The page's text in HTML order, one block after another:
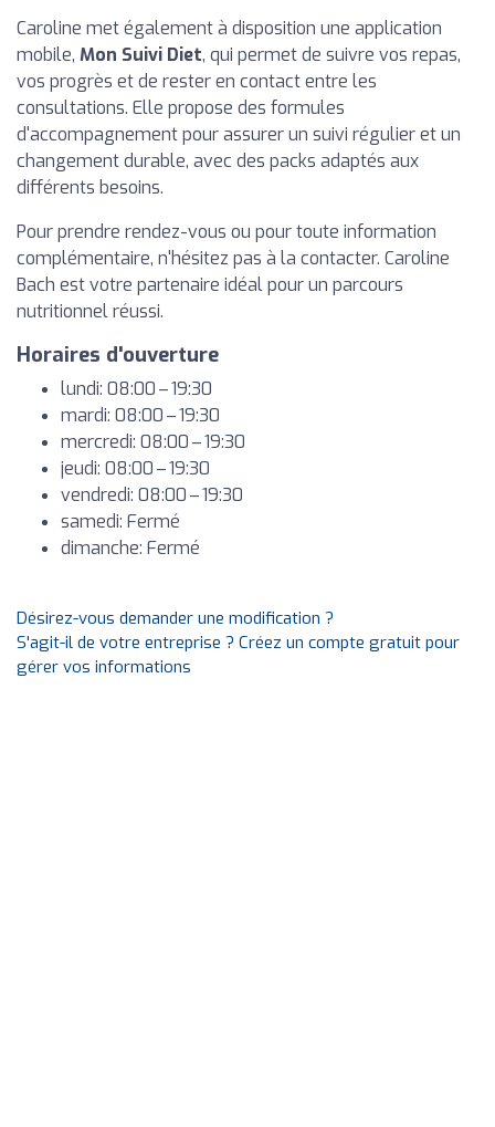
Caroline met également à disposition une application
mobile, Mon Suivi Diet, qui permet de suivre vos repas,
vos progrès et de rester en contact entre les
consultations. Elle propose des formules
d'accompagnement pour assurer un suivi régulier et un
changement durable, avec des packs adaptés aux
différents besoins.
Pour prendre rendez-vous ou pour toute information
complémentaire, n'hésitez pas à la contacter. Caroline
Bach est votre partenaire idéal pour un parcours
nutritionnel réussi.
Horaires d'ouverture
lundi: 08:00 – 19:30
mardi: 08:00 – 19:30
mercredi: 08:00 – 19:30
jeudi: 08:00 – 19:30
vendredi: 08:00 – 19:30
samedi: Fermé
dimanche: Fermé
Désirez-vous demander une modification ?
S'agit-il de votre entreprise ? Créez un compte gratuit pour
gérer vos informations